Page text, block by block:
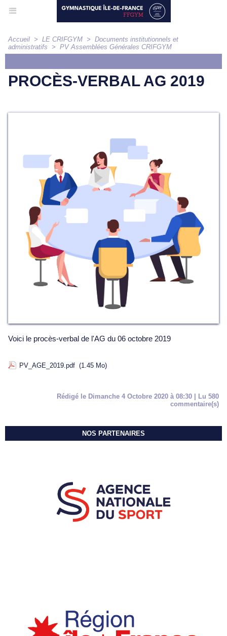
Accueil > LE CRIFGYM > Documents institutionnels et
administratifs
> PV Assemblées Générales CRIFGYM
PROCÈS-VERBAL AG 2019
Voici le procès-verbal de l'AG du 06 octobre 2019
PV_AGE_2019.pdf (1.45 Mo)
Rédigé le Dimanche 4 Octobre 2020 à 08:30 | Lu 580
commentaire(s)
NOS PARTENAIRES